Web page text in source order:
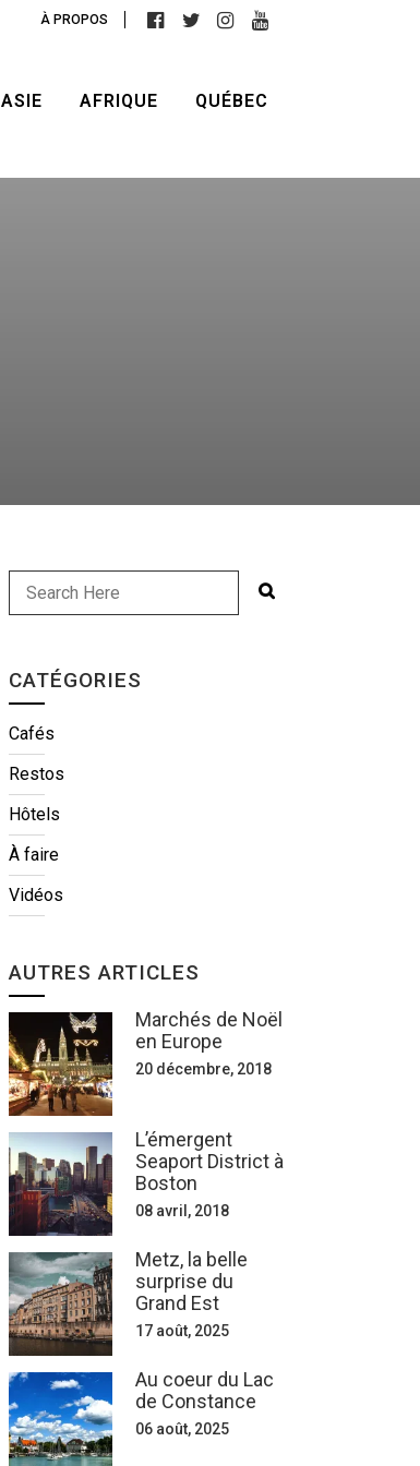
À PROPOS
ASIE AFRIQUE QUÉBEC
CATÉGORIES
Cafés
Restos
Hôtels
À faire
Vidéos
AUTRES ARTICLES
Marchés de Noël
en Europe
20 décembre, 2018
L’émergent
Seaport District à
Boston
08 avril, 2018
Metz, la belle
surprise du
Grand Est
17 août, 2025
Au coeur du Lac
de Constance
06 août, 2025